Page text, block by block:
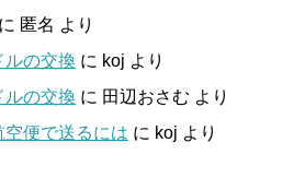
に 匿名 より
ルの交換 に koj より
ルの交換 に 田辺おさむ より
便で送るには に koj より